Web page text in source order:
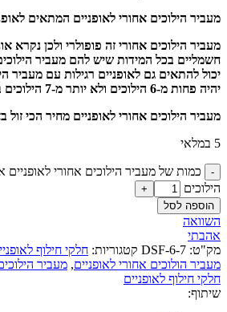
מעביר הילוכים אחורי לאופניים המתאים לאופניים עם 6-
מעביר הילוכים אחורי זה פופולרי ולכן נקרא
חשמליים בכל המידות שיש להם מעביר
יכול להתאים גם לאופניים רגילות עם מעביר
יהיה פחות מ-6 הילוכים ולא יותר מ-7 הילוכים בחלק האחורי.
מעביר הילוכים אחורי לאופניים מחיר הכי זול
5 במלאי
הילוכים
הוספה לסל
השוואה
אהבתי
מק"ט: DSF-6-7 קטגוריות: חלקי חילוף
מעביר הולוכים אחורי לאופניים, מעביר
חלקי חילוף לאופניים
שיתוף: